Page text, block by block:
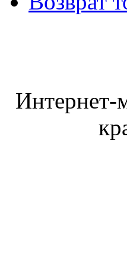
Интернет-